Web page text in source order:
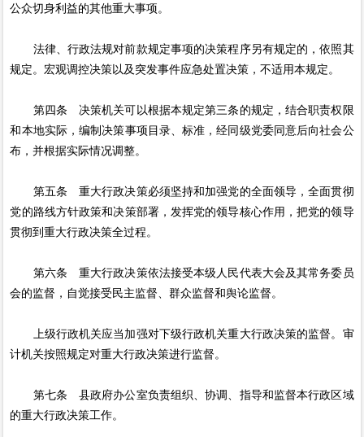
公众切身利益的其他重大事项。
法律、行政法规对前款规定事项的决策程序另有规定的，依照其
规定。宏观调控决策以及突发事件应急处置决策，不适用本规定。
第四条 决策机关可以根据本规定第三条的规定，结合职责权限
和本地实际，编制决策事项目录、标准，经同级党委同意后向社会公
布，并根据实际情况调整。
第五条 重大行政决策必须坚持和加强党的全面领导，全面贯彻
党的路线方针政策和决策部署，发挥党的领导核心作用，把党的领导
贯彻到重大行政决策全过程。
第六条 重大行政决策依法接受本级人民代表大会及其常务委员
会的监督，自觉接受民主监督、群众监督和舆论监督。
上级行政机关应当加强对下级行政机关重大行政决策的监督。审
计机关按照规定对重大行政决策进行监督。
第七条 县政府办公室负责组织、协调、指导和监督本行政区域
的重大行政决策工作。